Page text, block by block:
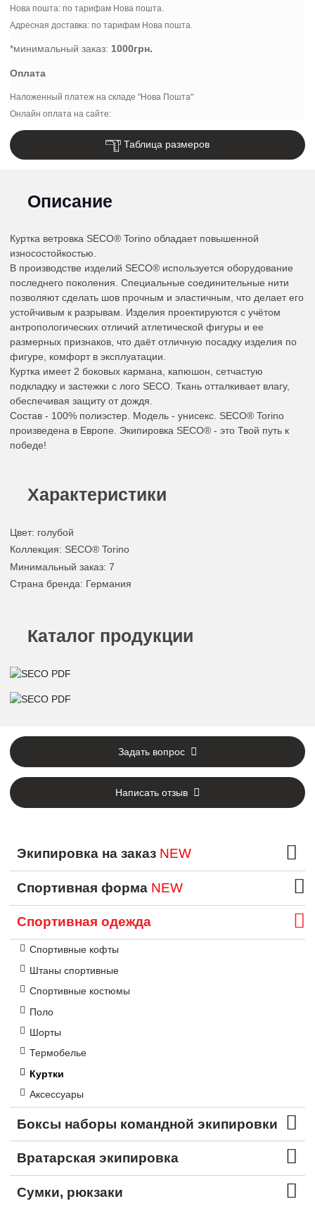
Нова пошта: по тарифам Нова пошта.
Адресная доставка: по тарифам Нова пошта.
*минимальный заказ: 1000грн.
Оплата
Наложенный платеж на складе "Нова Пошта"
Онлайн оплата на сайте:
Таблица размеров
Описание
Куртка ветровка SECO® Torino обладает повышенной
износостойкостью.
В производстве изделий SECO® используется оборудование
последнего поколения. Специальные соединительные нити
позволяют сделать шов прочным и эластичным, что делает его
устойчивым к разрывам. Изделия проектируются с учётом
антропологических отличий атлетической фигуры и ее
размерных признаков, что даёт отличную посадку изделия по
фигуре, комфорт в эксплуатации.
Куртка имеет 2 боковых кармана, капюшон, сетчастую
подкладку и застежки с лого SECO. Ткань отталкивает влагу,
обеспечивая защиту от дождя.
Состав - 100% полиэстер. Модель - унисекс. SECO® Torino
произведена в Европе. Экипировка SECO® - это Твой путь к
победе!
Характеристики
Цвет: голубой
Коллекция: SECO® Torino
Минимальный заказ: 7
Страна бренда: Германия
Каталог продукции
Задать вопрос
Написать отзыв
Экипировка на заказ NEW
Спортивная форма NEW
Спортивная одежда
Спортивные кофты
Штаны спортивные
Спортивные костюмы
Поло
Шорты
Термобелье
Куртки
Аксессуары
Боксы наборы командной экипировки
Вратарская экипировка
Сумки, рюкзаки